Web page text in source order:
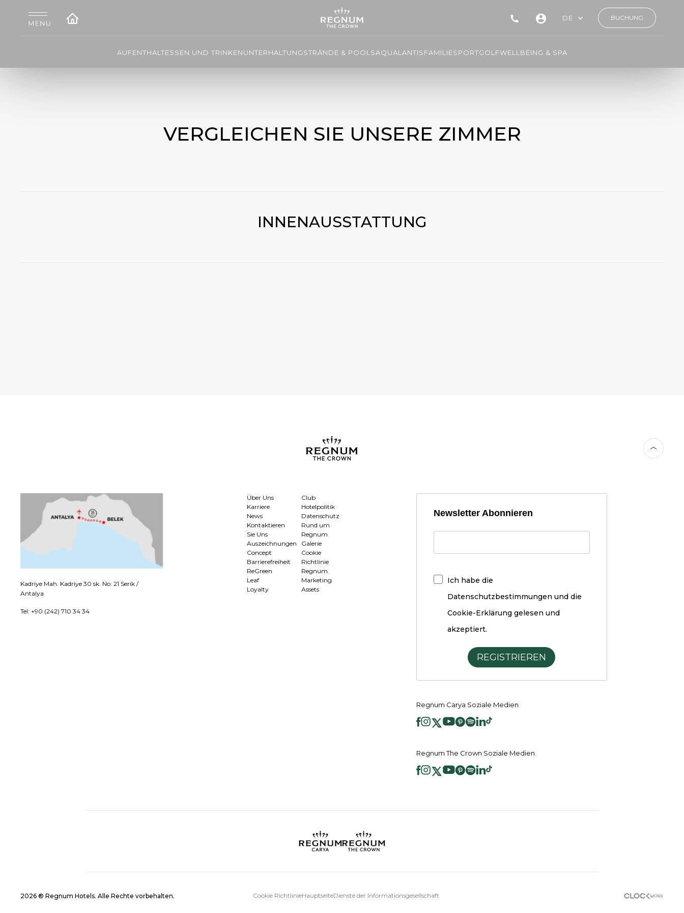
DE BUCHUNG
AUFENTHALTESSEN UND TRINKENUNTERHALTUNGSTRÄNDE & POOLSAQUALANTISFAMILIESPORTGOLFWELLBEING & SPA
VERGLEICHEN SIE UNSERE ZIMMER
INNENAUSSTATTUNG
Kadriye Mah. Kadriye 30 sk. No: 21 Serik /
Antalya
Tel: +90 (242) 710 34 34
Über Uns
Karriere
News
Kontaktieren
Sie Uns
Auszeichnungen
Concept
Barrierefreiheit
ReGreen
Leaf
Loyalty
Club
Hotelpolitik
Datenschutz
Rund um
Regnum
Galerie
Cookie
Richtlinie
Regnum
Marketing
Assets
Newsletter Abonnieren
Ich habe die
Datenschutzbestimmungen und die
Cookie-Erklärung gelesen und
akzeptiert.
REGISTRIEREN
Regnum Carya Soziale Medien
Regnum The Crown Soziale Medien
2026 ® Regnum Hotels. Alle Rechte vorbehalten. Cookie RichtlinieHauptseiteDienste der Informationsgesellschaft